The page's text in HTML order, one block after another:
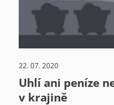
22. 07. 2020
Uhlí ani peníze
v krajině